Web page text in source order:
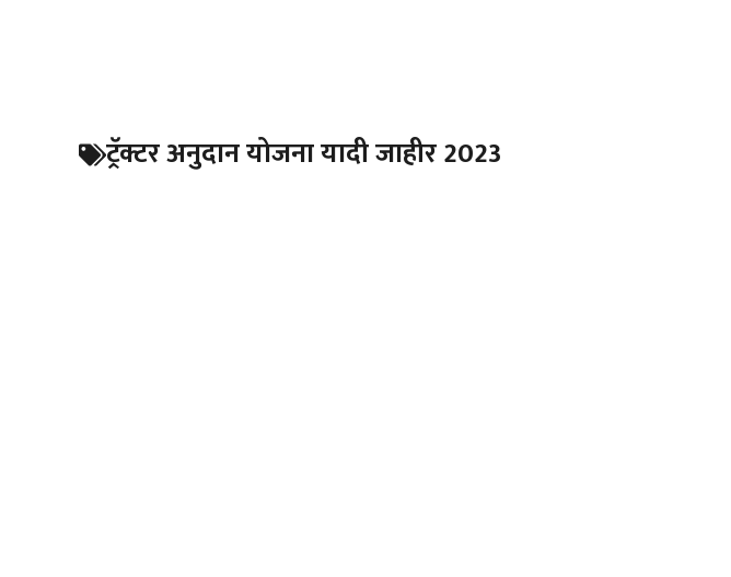
ट्रॅक्टर अनुदान योजना यादी जाहीर 2023